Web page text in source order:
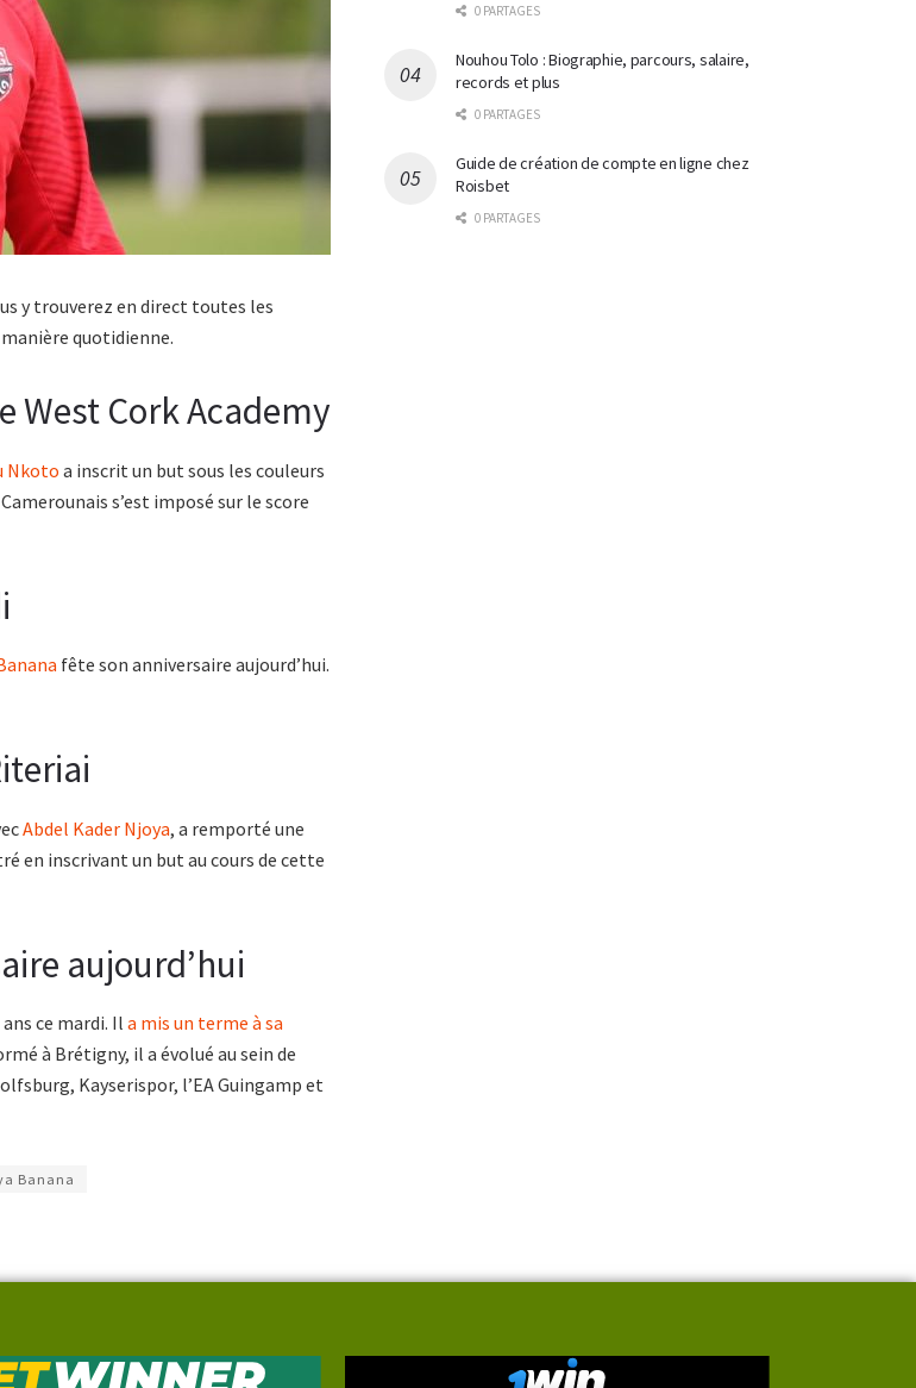
y trouverez en direct toutes les
quotidienne.
West Cork Academy
Nkotoa inscrit un but sous les couleurs
s’est imposé sur le score
fête son anniversaire aujourd’hui.
Abdel Kader Njoya, a remporté une
en inscrivant un but au cours de cette
aujourd’hui
ce mardi. Il a mis un terme à sa
à Brétigny, il a évolué au sein de
Kayserispor, l’EA Guingamp et
Banana
0 PARTAGES
Nouhou Tolo : Biographie, parcours, salaire,
records et plus
0 PARTAGES
Guide de création de compte en ligne chez
Roisbet
0 PARTAGES